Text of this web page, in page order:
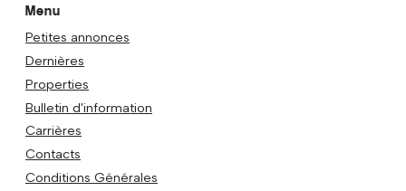
Menu
Petites annonces
Dernières
Properties
Bulletin d'information
Carrières
Contacts
Conditions Générales